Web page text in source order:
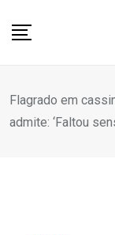
Flagrado em
admite: ‘Faltou